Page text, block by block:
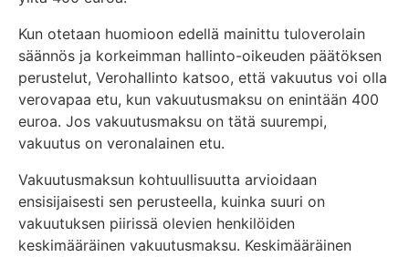
Kun otetaan huomioon edellä mainittu tuloverolain
säännös ja korkeimman hallinto-oikeuden päätöksen
perustelut, Verohallinto katsoo, että vakuutus voi olla
verovapaa etu, kun vakuutusmaksu on enintään 400
euroa. Jos vakuutusmaksu on tätä suurempi,
vakuutus on veronalainen etu.
Vakuutusmaksun kohtuullisuutta arvioidaan
ensisijaisesti sen perusteella, kuinka suuri on
vakuutuksen piirissä olevien henkilöiden
keskimääräinen vakuutusmaksu. Keskimääräinen